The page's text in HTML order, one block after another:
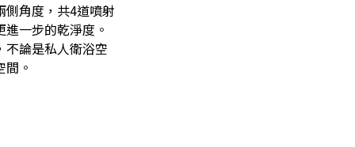
側角度，共4道噴射
一步的乾淨度。
不論是私人衛浴空
。